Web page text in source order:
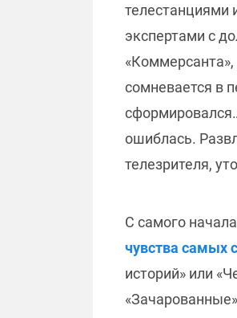
телестанциями
экспертами с
«Коммерсанта»,
сомневается в
ошиблась.
телезрителя,
С самого
чувства самых
историй» или